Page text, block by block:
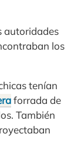
autoridades
los
tenían
forrada de
También